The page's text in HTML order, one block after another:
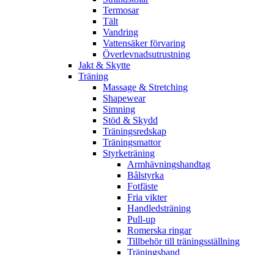
Termosar
Tält
Vandring
Vattensäker förvaring
Överlevnadsutrustning
Jakt & Skytte
Träning
Massage & Stretching
Shapewear
Simning
Stöd & Skydd
Träningsredskap
Träningsmattor
Styrketräning
Armhävningshandtag
Bålstyrka
Fotfäste
Fria vikter
Handledsträning
Pull-up
Romerska ringar
Tillbehör till träningsställning
Träningsband